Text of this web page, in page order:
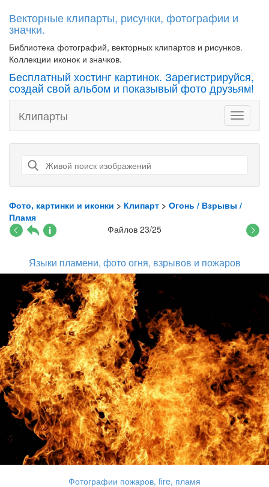
Векторные клипарты, рисунки, фотографии и
значки.
Библиотека фотографий, векторных клипартов и рисунков.
Коллекции иконок и значков.
Бесплатный хостинг картинок. Зарегистрируйся,
создай свой альбом и показывый фото друзьям!
Toggle
Клипарты
Фото, картинки и иконки > Клипарт > Огонь / Взрывы /
Пламя
Файлов 23/25
Языки пламени, фото огня, взрывов и пожаров
Фотографии пожаров, fire, пламя